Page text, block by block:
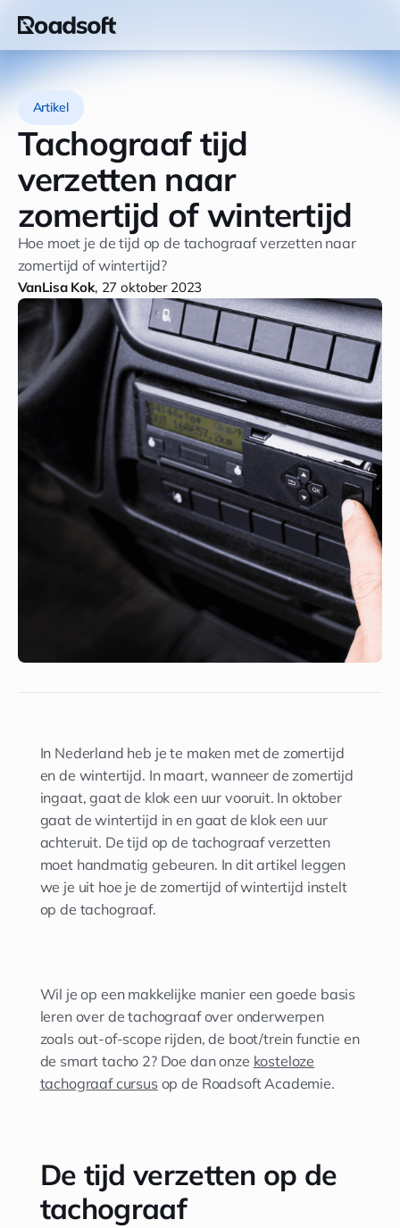
Artikel
Tachograaf tijd
verzetten naar
zomertijd of wintertijd
Hoe moet je de tijd op de tachograaf verzetten naar
zomertijd of wintertijd?
VanLisa Kok, 27 oktober 2023
In Nederland heb je te maken met de zomertijd
en de wintertijd. In maart, wanneer de zomertijd
ingaat, gaat de klok een uur vooruit. In oktober
gaat de wintertijd in en gaat de klok een uur
achteruit. De tijd op de tachograaf verzetten
moet handmatig gebeuren. In dit artikel leggen
we je uit hoe je de zomertijd of wintertijd instelt
op de tachograaf.
Wil je op een makkelijke manier een goede basis
leren over de tachograaf over onderwerpen
zoals out-of-scope rijden, de boot/trein functie en
de smart tacho 2? Doe dan onze kosteloze
tachograaf cursus op de Roadsoft Academie.
De tijd verzetten op de
tachograaf